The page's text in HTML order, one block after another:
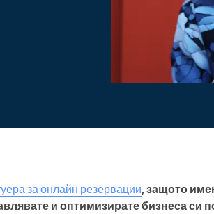
за онлайн резервации, защото
и оптимизирате бизнеса си